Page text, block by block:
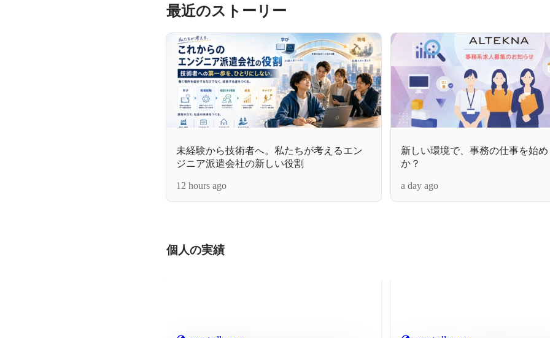
最近のストーリー
未経験から技術者へ。私たちが考えるエン
ジニア派遣会社の新しい役割
12 hours ago
新しい環境で、事務の仕事を始め
か？
a day ago
個人の実績